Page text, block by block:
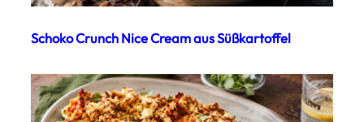
Schoko Crunch Nice Cream aus Süßkartoffel